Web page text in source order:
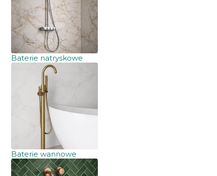
Baterie natryskowe
Baterie wannowe